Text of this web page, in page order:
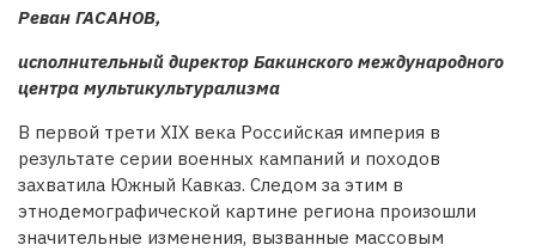
Реван ГАСАНОВ,
исполнительный директор Бакинского международного
центра мультикультурализма
В первой трети XIX века Российская империя в
результате серии военных кампаний и походов
захватила Южный Кавказ. Следом за этим в
этнодемографической картине региона произошли
значительные изменения, вызванные массовым